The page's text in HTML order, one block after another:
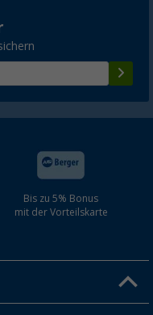
Bis zu 5% Bonus
mit der Vorteilskarte